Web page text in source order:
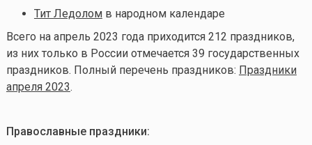
Тит Ледоломв народном календаре
Всего на апрель 2023 года приходится 212 праздников,
из них только в России отмечается 39 государственных
праздников. Полный перечень праздников: Праздники
апреля 2023.
Православные праздники: